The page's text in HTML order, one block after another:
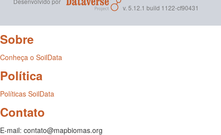
v. 5.12.1 build 1122-cf90431
Sobre
Conheça o SoilData
Política
Políticas SoilData
Contato
E-mail: contato@mapbiomas.org